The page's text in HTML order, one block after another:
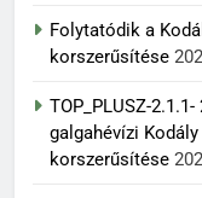
Folytatódik a
korszerűsítése
TOP_PLUSZ-
galgahévízi
korszerűsítése